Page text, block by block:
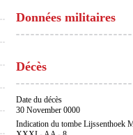
Données militaires
Décès
Date du décès
30 November 0000
Indication du tombe Lijssenthoek